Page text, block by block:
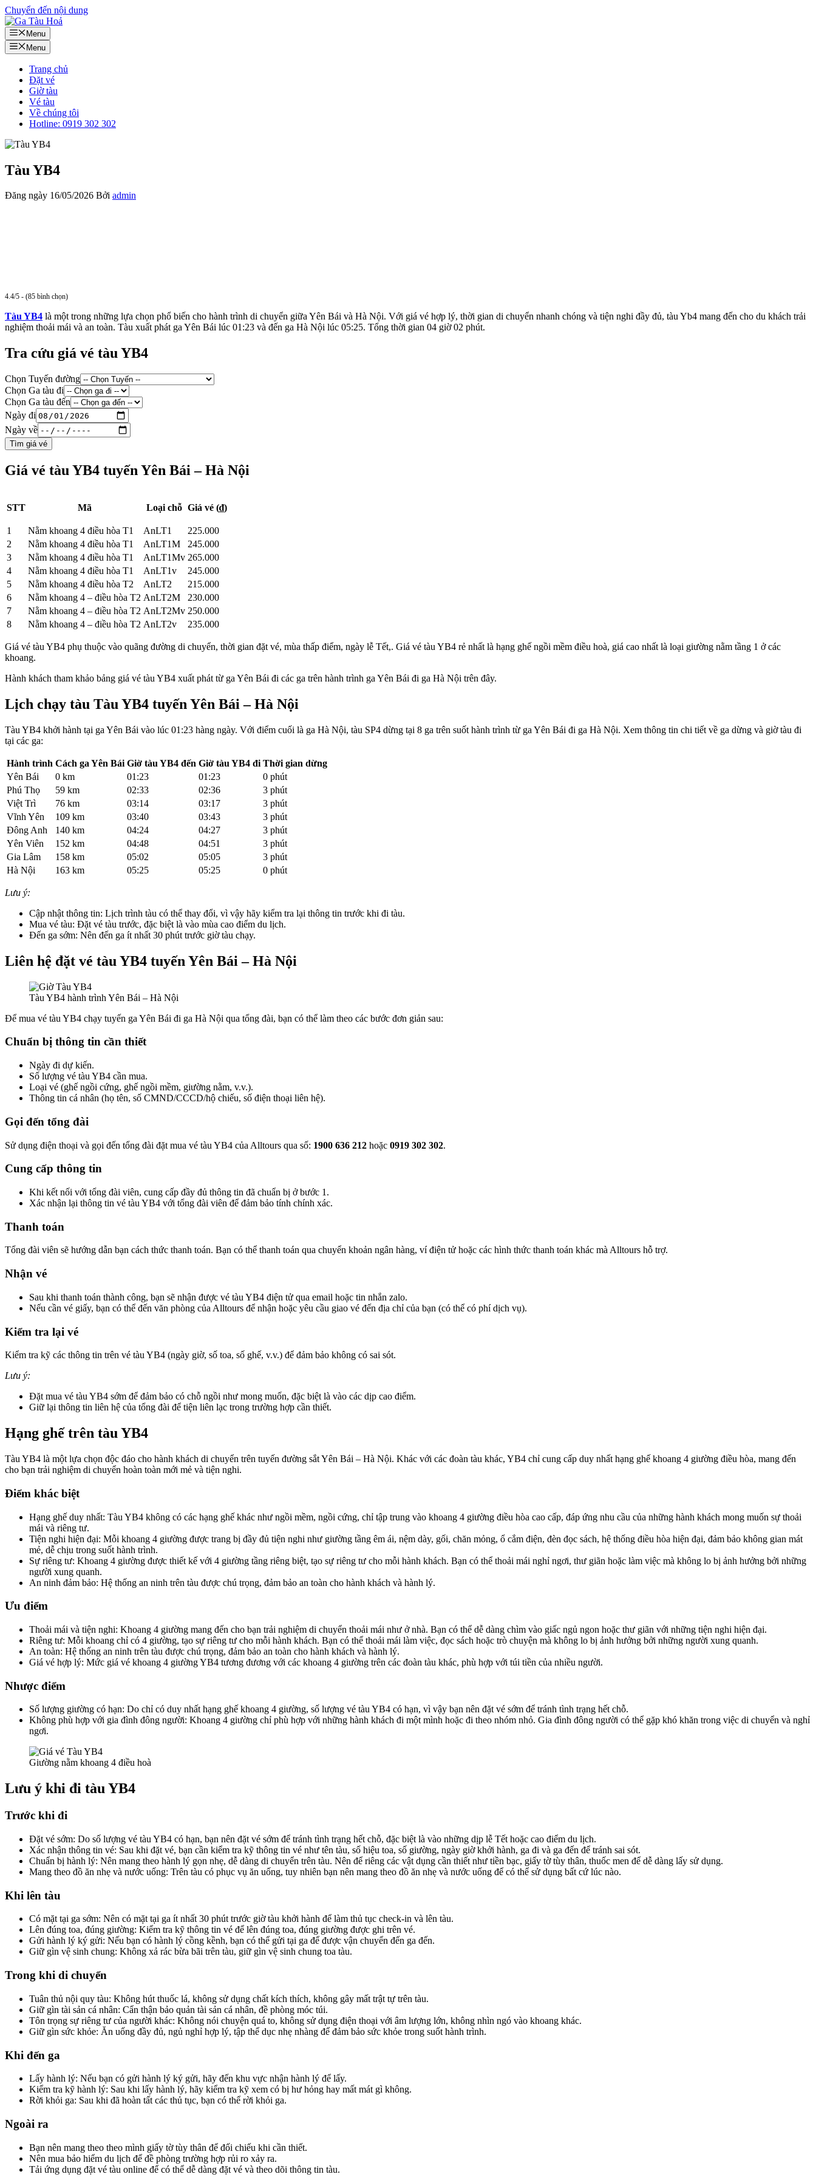
Chuyển đến nội dung
Menu
Menu
Trang chủ
Đặt vé
Giờ tàu
Vé tàu
Về chúng tôi
Hotline: 0919 302 302
Tàu YB4
Đăng ngày 16/05/2026 Bởi admin
4.4/5 - (85 bình chọn)
Tàu YB4 là một trong những lựa chọn phổ biến cho hành trình di chuyển giữa Yên Bái và Hà Nội. Với giá vé hợp lý, thời gian di chuyển nhanh chóng và tiện nghi đầy đủ, tàu Yb4 mang đến cho du khách trải
nghiệm thoải mái và an toàn. Tàu xuất phát ga Yên Bái lúc 01:23 và đến ga Hà Nội lúc 05:25. Tổng thời gian 04 giờ 02 phút.
Tra cứu giá vé tàu YB4
Chọn Tuyến đường
Chọn Ga tàu đi
Chọn Ga tàu đến
Ngày đi
Ngày về
Tìm giá vé
Giá vé tàu YB4 tuyến Yên Bái – Hà Nội
STT Mã Loại chỗ Giá vé (₫)
1 Nằm khoang 4 điều hòa T1 AnLT1
225.000
2
Nằm khoang 4 điều hòa T1 AnLT1M
245.000
3
Nằm khoang 4 điều hòa T1 AnLT1Mv 265.000
4
Nằm khoang 4 điều hòa T1 AnLT1v
245.000
5
Nằm khoang 4 điều hòa T2 AnLT2
215.000
6
Nằm khoang 4 – điều hòa T2 AnLT2M
230.000
7
Nằm khoang 4 – điều hòa T2 AnLT2Mv 250.000
8
Nằm khoang 4 – điều hòa T2 AnLT2v 235.000
Giá vé tàu YB4 phụ thuộc vào quãng đường di chuyển, thời gian đặt vé, mùa thấp điểm, ngày lễ Tết,. Giá vé tàu YB4 rẻ nhất là hạng ghế ngồi mềm điều hoà, giá cao nhất là loại giường nằm tầng 1 ở các
khoang.
Hành khách tham khảo bảng giá vé tàu YB4 xuất phát từ ga Yên Bái đi các ga trên hành trình ga Yên Bái đi ga Hà Nội trên đây.
Lịch chạy tàu Tàu YB4 tuyến Yên Bái – Hà Nội
Tàu YB4 khởi hành tại ga Yên Bái vào lúc 01:23 hàng ngày. Với điểm cuối là ga Hà Nội, tàu SP4 dừng tại 8 ga trên suốt hành trình từ ga Yên Bái đi ga Hà Nội. Xem thông tin chi tiết về ga dừng và giờ tàu đi
tại các ga:
Hành trình Cách ga Yên Bái Giờ tàu YB4 đến Giờ tàu YB4 đi Thời gian dừng
Yên Bái
0 km 01:23 01:23
0 phút
Phú Thọ
59 km 02:33 02:36
3 phút
Việt Trì
76 km 03:14 03:17
3 phút
Vĩnh Yên
109 km 03:40 03:43
3 phút
Đông Anh
140 km 04:24 04:27
3 phút
Yên Viên
152 km 04:48 04:51
3 phút
Gia Lâm
158 km 05:02 05:05
3 phút
Hà Nội
163 km 05:25 05:25 0 phút
Lưu ý:
Cập nhật thông tin: Lịch trình tàu có thể thay đổi, vì vậy hãy kiểm tra lại thông tin trước khi đi tàu.
Mua vé tàu: Đặt vé tàu trước, đặc biệt là vào mùa cao điểm du lịch.
Đến ga sớm: Nên đến ga ít nhất 30 phút trước giờ tàu chạy.
Liên hệ đặt vé tàu YB4 tuyến Yên Bái – Hà Nội
Tàu YB4 hành trình Yên Bái – Hà Nội
Để mua vé tàu YB4 chạy tuyến ga Yên Bái đi ga Hà Nội qua tổng đài, bạn có thể làm theo các bước đơn giản sau:
Chuẩn bị thông tin cần thiết
Ngày đi dự kiến.
Số lượng vé tàu YB4 cần mua.
Loại vé (ghế ngồi cứng, ghế ngồi mềm, giường nằm, v.v.).
Thông tin cá nhân (họ tên, số CMND/CCCD/hộ chiếu, số điện thoại liên hệ).
Gọi đến tổng đài
Sử dụng điện thoại và gọi đến tổng đài đặt mua vé tàu YB4 của Alltours qua số: 1900 636 212 hoặc 0919 302 302.
Cung cấp thông tin
Khi kết nối với tổng đài viên, cung cấp đầy đủ thông tin đã chuẩn bị ở bước 1.
Xác nhận lại thông tin vé tàu YB4 với tổng đài viên để đảm bảo tính chính xác.
Thanh toán
Tổng đài viên sẽ hướng dẫn bạn cách thức thanh toán. Bạn có thể thanh toán qua chuyển khoản ngân hàng, ví điện tử hoặc các hình thức thanh toán khác mà Alltours hỗ trợ.
Nhận vé
Sau khi thanh toán thành công, bạn sẽ nhận được vé tàu YB4 điện tử qua email hoặc tin nhắn zalo.
Nếu cần vé giấy, bạn có thể đến văn phòng của Alltours để nhận hoặc yêu cầu giao vé đến địa chỉ của bạn (có thể có phí dịch vụ).
Kiểm tra lại vé
Kiểm tra kỹ các thông tin trên vé tàu YB4 (ngày giờ, số toa, số ghế, v.v.) để đảm bảo không có sai sót.
Lưu ý:
Đặt mua vé tàu YB4 sớm để đảm bảo có chỗ ngồi như mong muốn, đặc biệt là vào các dịp cao điểm.
Giữ lại thông tin liên hệ của tổng đài để tiện liên lạc trong trường hợp cần thiết.
Hạng ghế trên tàu YB4
Tàu YB4 là một lựa chọn độc đáo cho hành khách di chuyển trên tuyến đường sắt Yên Bái – Hà Nội. Khác với các đoàn tàu khác, YB4 chỉ cung cấp duy nhất hạng ghế khoang 4 giường điều hòa, mang đến
cho bạn trải nghiệm di chuyển hoàn toàn mới mẻ và tiện nghi.
Điểm khác biệt
Hạng ghế duy nhất: Tàu YB4 không có các hạng ghế khác như ngồi mềm, ngồi cứng, chỉ tập trung vào khoang 4 giường điều hòa cao cấp, đáp ứng nhu cầu của những hành khách mong muốn sự thoải
mái và riêng tư.
Tiện nghi hiện đại: Mỗi khoang 4 giường được trang bị đầy đủ tiện nghi như giường tầng êm ái, nệm dày, gối, chăn mỏng, ổ cắm điện, đèn đọc sách, hệ thống điều hòa hiện đại, đảm bảo không gian mát
mẻ, dễ chịu trong suốt hành trình.
Sự riêng tư: Khoang 4 giường được thiết kế với 4 giường tầng riêng biệt, tạo sự riêng tư cho mỗi hành khách. Bạn có thể thoải mái nghỉ ngơi, thư giãn hoặc làm việc mà không lo bị ảnh hưởng bởi những
người xung quanh.
An ninh đảm bảo: Hệ thống an ninh trên tàu được chú trọng, đảm bảo an toàn cho hành khách và hành lý.
Ưu điểm
Thoải mái và tiện nghi: Khoang 4 giường mang đến cho bạn trải nghiệm di chuyển thoải mái như ở nhà. Bạn có thể dễ dàng chìm vào giấc ngủ ngon hoặc thư giãn với những tiện nghi hiện đại.
Riêng tư: Mỗi khoang chỉ có 4 giường, tạo sự riêng tư cho mỗi hành khách. Bạn có thể thoải mái làm việc, đọc sách hoặc trò chuyện mà không lo bị ảnh hưởng bởi những người xung quanh.
An toàn: Hệ thống an ninh trên tàu được chú trọng, đảm bảo an toàn cho hành khách và hành lý.
Giá vé hợp lý: Mức giá vé khoang 4 giường YB4 tương đương với các khoang 4 giường trên các đoàn tàu khác, phù hợp với túi tiền của nhiều người.
Nhược điểm
Số lượng giường có hạn: Do chỉ có duy nhất hạng ghế khoang 4 giường, số lượng vé tàu YB4 có hạn, vì vậy bạn nên đặt vé sớm để tránh tình trạng hết chỗ.
Không phù hợp với gia đình đông người: Khoang 4 giường chỉ phù hợp với những hành khách đi một mình hoặc đi theo nhóm nhỏ. Gia đình đông người có thể gặp khó khăn trong việc di chuyển và nghỉ
ngơi.
Giường nằm khoang 4 điều hoà
Lưu ý khi đi tàu YB4
Trước khi đi
Đặt vé sớm: Do số lượng vé tàu YB4 có hạn, bạn nên đặt vé sớm để tránh tình trạng hết chỗ, đặc biệt là vào những dịp lễ Tết hoặc cao điểm du lịch.
Xác nhận thông tin vé: Sau khi đặt vé, bạn cần kiểm tra kỹ thông tin vé như tên tàu, số hiệu toa, số giường, ngày giờ khởi hành, ga đi và ga đến để tránh sai sót.
Chuẩn bị hành lý: Nên mang theo hành lý gọn nhẹ, dễ dàng di chuyển trên tàu. Nên để riêng các vật dụng cần thiết như tiền bạc, giấy tờ tùy thân, thuốc men để dễ dàng lấy sử dụng.
Mang theo đồ ăn nhẹ và nước uống: Trên tàu có phục vụ ăn uống, tuy nhiên bạn nên mang theo đồ ăn nhẹ và nước uống để có thể sử dụng bất cứ lúc nào.
Khi lên tàu
Có mặt tại ga sớm: Nên có mặt tại ga ít nhất 30 phút trước giờ tàu khởi hành để làm thủ tục check-in và lên tàu.
Lên đúng toa, đúng giường: Kiểm tra kỹ thông tin vé để lên đúng toa, đúng giường được ghi trên vé.
Gửi hành lý ký gửi: Nếu bạn có hành lý cồng kềnh, bạn có thể gửi tại ga để được vận chuyển đến ga đến.
Giữ gìn vệ sinh chung: Không xả rác bừa bãi trên tàu, giữ gìn vệ sinh chung toa tàu.
Trong khi di chuyển
Tuân thủ nội quy tàu: Không hút thuốc lá, không sử dụng chất kích thích, không gây mất trật tự trên tàu.
Giữ gìn tài sản cá nhân: Cẩn thận bảo quản tài sản cá nhân, đề phòng móc túi.
Tôn trọng sự riêng tư của người khác: Không nói chuyện quá to, không sử dụng điện thoại với âm lượng lớn, không nhìn ngó vào khoang khác.
Giữ gìn sức khỏe: Ăn uống đầy đủ, ngủ nghỉ hợp lý, tập thể dục nhẹ nhàng để đảm bảo sức khỏe trong suốt hành trình.
Khi đến ga
Lấy hành lý: Nếu bạn có gửi hành lý ký gửi, hãy đến khu vực nhận hành lý để lấy.
Kiểm tra kỹ hành lý: Sau khi lấy hành lý, hãy kiểm tra kỹ xem có bị hư hỏng hay mất mát gì không.
Rời khỏi ga: Sau khi đã hoàn tất các thủ tục, bạn có thể rời khỏi ga.
Ngoài ra
Bạn nên mang theo theo mình giấy tờ tùy thân để đối chiếu khi cần thiết.
Nên mua bảo hiểm du lịch để đề phòng trường hợp rủi ro xảy ra.
Tải ứng dụng đặt vé tàu online để có thể dễ dàng đặt vé và theo dõi thông tin tàu.